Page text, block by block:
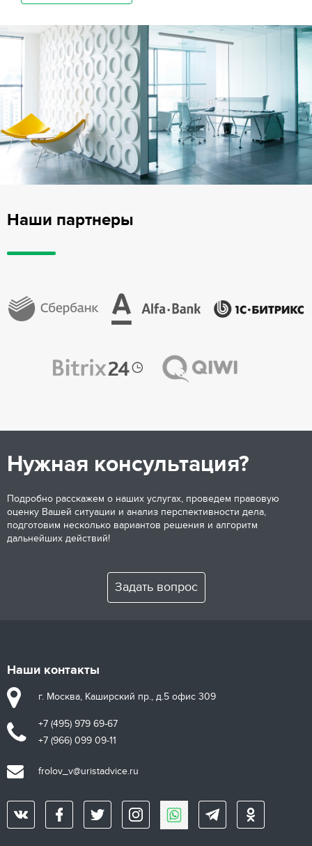
Наши партнеры
Нужная консультация?
Подробно расскажем о наших услугах, проведем правовую
оценку Вашей ситуации и анализ перспективности дела,
подготовим несколько вариантов решения и алгоритм
дальнейших действий!
Задать вопрос
Наши контакты
г. Москва, Каширский пр., д.5 офис 309
+7 (495) 979 69-67
+7 (966) 099 09-11
frolov_v@uristadvice.ru